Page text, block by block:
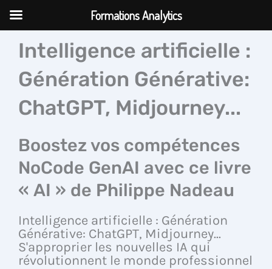
Aller
contenuIntelligence artificielle :
Génération Générative:
ChatGPT, Midjourney...
Boostez vos compétences
NoCode GenAI avec ce livre
« AI » de Philippe Nadeau
Intelligence artificielle : Génération
Générative: ChatGPT, Midjourney...
S'approprier les nouvelles IA qui
révolutionnent le monde professionnel
Formations Analytics